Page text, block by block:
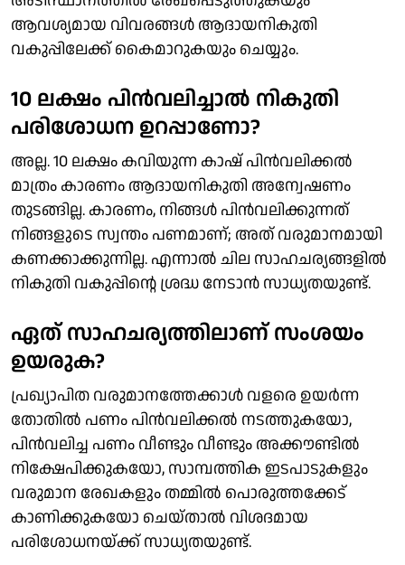
ആവശ്യമായ വിവരങ്ങള്‍ ആദായനികുതി
വകുപ്പിലേക്ക് കൈമാറുകയും ചെയ്യും.
10 ലക്ഷം പിന്‍വലിച്ചാല്‍ നികുതി
പരിശോധന ഉറപ്പാണോ?
അല്ല. 10 ലക്ഷം കവിയുന്ന കാഷ് പിന്‍വലിക്കല്‍
മാത്രം കാരണം ആദായനികുതി അന്വേഷണം
തുടങ്ങില്ല. കാരണം, നിങ്ങള്‍ പിന്‍വലിക്കുന്നത്
നിങ്ങളുടെ സ്വന്തം പണമാണ്; അത് വരുമാനമായി
കണക്കാക്കുന്നില്ല. എന്നാല്‍ ചില സാഹചര്യങ്ങളില്‍
നികുതി വകുപ്പിന്റെ ശ്രദ്ധ നേടാന്‍ സാധ്യതയുണ്ട്.
ഏത് സാഹചര്യത്തിലാണ് സംശയം
ഉയരുക?
പ്രഖ്യാപിത വരുമാനത്തേക്കാള്‍ വളരെ ഉയര്‍ന്ന
തോതില്‍ പണം പിന്‍വലിക്കല്‍ നടത്തുകയോ,
പിന്‍വലിച്ച പണം വീണ്ടും വീണ്ടും അക്കൗണ്ടില്‍
നിക്ഷേപിക്കുകയോ, സാമ്പത്തിക ഇടപാടുകളും
വരുമാന രേഖകളും തമ്മില്‍ പൊരുത്തക്കേട്
കാണിക്കുകയോ ചെയ്താല്‍ വിശദമായ
പരിശോധനയ്ക്ക് സാധ്യതയുണ്ട്.